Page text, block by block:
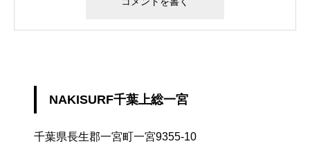
NAKISURF千葉上総一宮
千葉県長生郡一宮町一宮9355-10